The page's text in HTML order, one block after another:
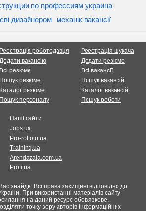
по профессиям украина
дизайнером
механік вакансії
Реестрація роботодавця
Додати вакансію
Всі резюме
Пошук резюме
Каталог резюме
Пошук персоналу
Реестрація шукача
Додати резюме
Всі вакансії
Пошук вакансій
Каталог вакансій
Пошук роботи
Наші сайти
Jobs.ua
Pro-robotu.ua
Training.ua
Arendazala.com.ua
Profi.ua
знайде. Всі права захищені відповідно до
При використанні матеріалів сайту
на даний ресурс обов'язкове.
точку зору авторів інформаційних